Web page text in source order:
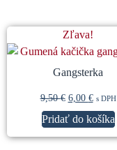
Zľava!
Gangsterka
9,50€ 6,00 € s DPH
Pridať do košíka